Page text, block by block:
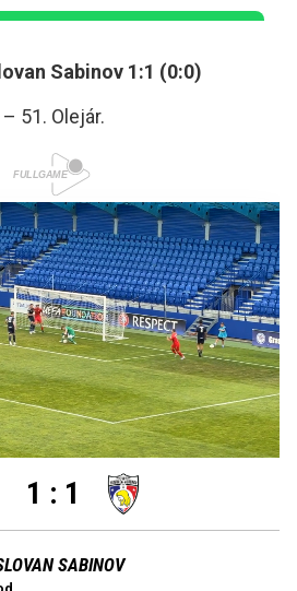
Sabinov 1:1 (0:0)
51. Olejár.